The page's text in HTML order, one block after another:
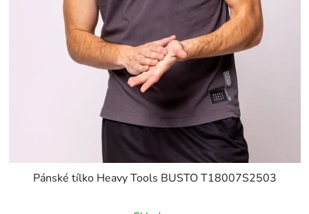
Pánské tílko Heavy Tools BUSTO T18007S2503